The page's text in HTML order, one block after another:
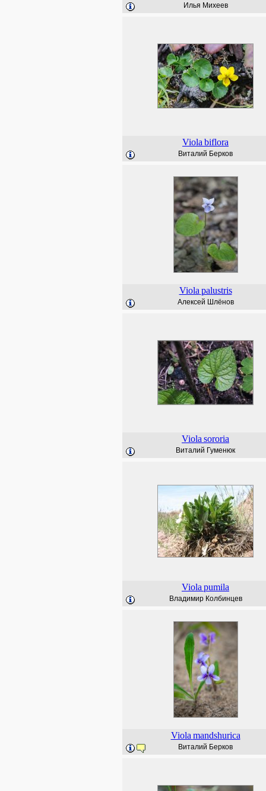
Илья Михеев
Viola biflora
Виталий Берков
Viola palustris
Алексей Шлёнов
Viola sororia
Виталий Гуменюк
Viola pumila
Владимир Колбинцев
Viola mandshurica
Виталий Берков